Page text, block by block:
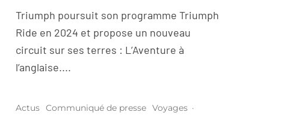
Triumph poursuit son programme Triumph
Ride en 2024 et propose un nouveau
circuit sur ses terres : L’Aventure à
l’anglaise....
Actus Communiqué de presse Voyages ·